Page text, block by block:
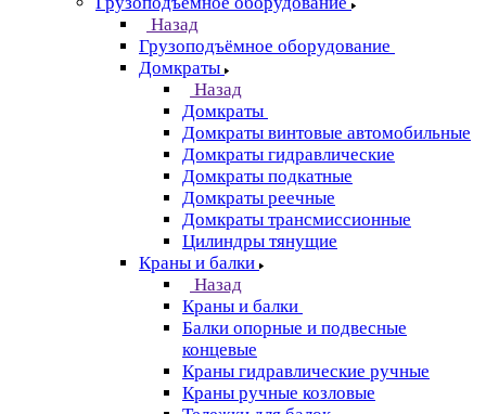
Назад
Грузоподъёмное оборудование
Домкраты
Назад
Домкраты
Домкраты винтовые автомобильные
Домкраты гидравлические
Домкраты подкатные
Домкраты реечные
Домкраты трансмиссионные
Цилиндры тянущие
Краны и балки
Назад
Краны и балки
Балки опорные и подвесные
концевые
Краны гидравлические ручные
Краны ручные козловые